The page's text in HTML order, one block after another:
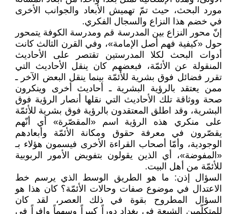
مورد البحث، حيث تمّ تهميش الأبعاد والجوانب الأخرى
في خضم هذا النزاع والسجال الفكري.
إنّ محور النزاع بين المدرسة قم ومدرسة الكوفة يتمحور
حول «كيفية فهم أصل الإمامة»، وفي القرن الثالث كانت
أدوات البحث لكلا المدرستين تقتصر على الأحاديث
المنقولة عن الأئمّة، فبعضهم كان ينقل الأحاديث التي
تقرر فضائل فوق بشرية للأئمّة بينما ينقل البعض الآخر ـ
ممن يعتقد بالرؤية البشرية ـ أحاديث أخرى وينكرون
صحة ووثاقة تلك الأحاديث التي نقلها أنصار الرؤية فوق
البشرية، وقد اطلق المعتقدون بالرؤية فوق بشرية للأئمّة
على منكري هذه الرؤية اسم «المقصّرة» أي أنّهم
يقصّرون في معرفة حقوق ومكانة الأئمّة وأبعادهم
الوجودية، وأمّا أصحاب القراءة الأخرى فيسمون هؤلاء بـ
«المفوضة»، أي الذين يقولون بتفويض الأمور الربوبية
للأئمّة من أهل البيت.
السؤال إذن: ما هو الطريق الوسط الذي يرسم خط
الاعتدال في موضوع صفات وحالات الأئمّة؟ كان هذا هو
السؤال المطروح بقوة في ذلك العصر، لقد كان
للمتكلّمين الشيعة في بغداد دوراً كبيراً وسهماً وافراً في